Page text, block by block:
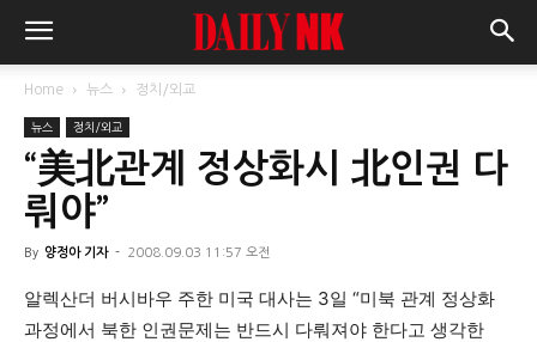
Home 뉴스 정치/외교
뉴스 정치/외교
“美北관계 정상화시 北인권 다
뤄야”
By 양정아 기자 - 2008.09.03 11:57 오전
알렉산더 버시바우 주한 미국 대사는 3일 “미북 관계 정상화
과정에서 북한 인권문제는 반드시 다뤄져야 한다고 생각한